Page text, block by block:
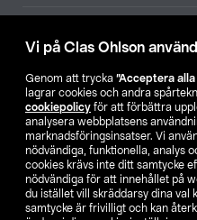
Vi på Clas Ohlson
Genom att trycka ”Acceptera alla
lagrar cookies och andra
cookiepolicy för att förbättra
analysera webbplatsens
marknadsföringsinsatser. Vi
nödvändiga, funktionella, analys
cookies krävs inte ditt samtycke
nödvändiga för att innehållet på
du istället vill skräddarsy dina val
samtycke är frivilligt och kan
SE